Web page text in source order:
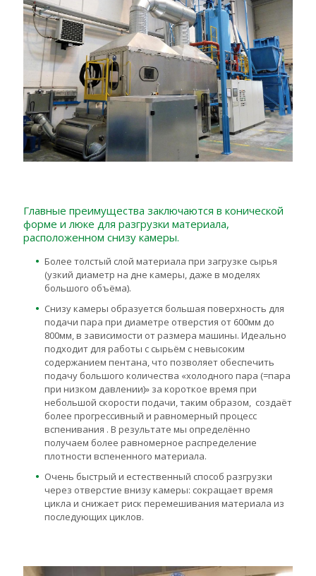
Главные преимущества заключаются в конической
форме и люке для разгрузки материала,
расположенном снизу камеры.
Более толстый слой материала при загрузке сырья
(узкий диаметр на дне камеры, даже в моделях
большого объёма).
Снизу камеры образуется большая поверхность для
подачи пара при диаметре отверстия от 600мм до
800мм, в зависимости от размера машины. Идеально
подходит для работы с сырьём с невысоким
содержанием пентана, что позволяет обеспечить
подачу большого количества «холодного пара (=пара
при низком давлении)» за короткое время при
небольшой скорости подачи, таким образом, создаёт
более прогрессивный и равномерный процесс
вспенивания . В результате мы определённо
получаем более равномерное распределение
плотности вспененного материала.
Очень быстрый и естественный способ разгрузки
через отверстие внизу камеры: сокращает время
цикла и снижает риск перемешивания материала из
последующих циклов.